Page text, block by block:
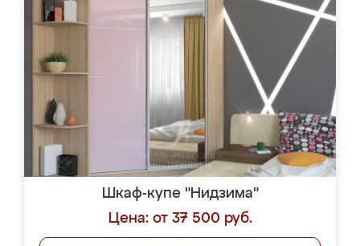
Шкаф-купе "Нидзима"
Цена: от 37 500 руб.